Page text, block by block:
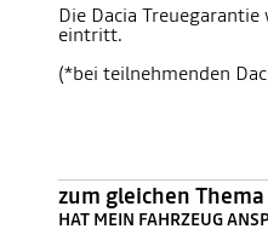
Die Dacia
eintritt.
(*bei teilnehmenden
zum gleichen Thema
HAT MEIN FAHRZEUG